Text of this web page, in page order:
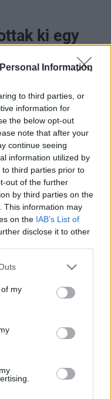
Information
to third parties, or
information for
the below opt-out
note that after your
continue seeing
information utilized by
third parties prior to
out of the further
by third parties on the
This information may
on the IAB’s List of
disclose it to other
my
ki egy
–
Wagner
(Afrikakorps)
egy orosz és
–
a Dzsamat Nuszrát
radikális csoport,
zsoldosok. A két férfit
állami lap. A
nem tudni, nevükön